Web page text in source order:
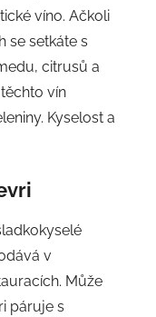
víno. Ačkoli
se setkáte s
citrusů a
vín
Kyselost a
v
Může
páruje s